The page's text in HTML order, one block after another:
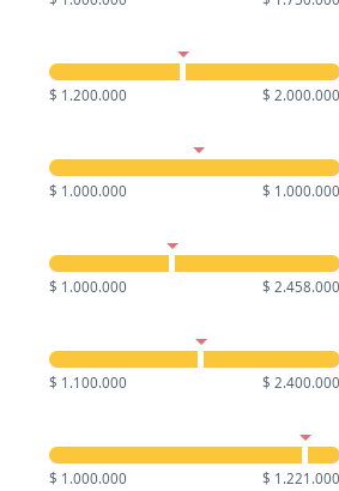
$ 1.200.000 $ 2.000.000
$ 1.000.000 $ 1.000.000
$ 1.000.000 $ 2.458.000
$ 1.100.000 $ 2.400.000
$ 1.000.000 $ 1.221.000